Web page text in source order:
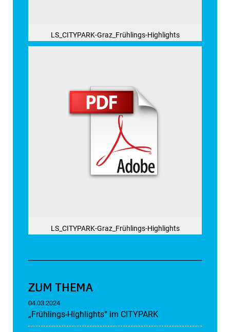
LS_CITYPARK-Graz_Frühlings-Highlights
LS_CITYPARK-Graz_Frühlings-Highlights
ZUM THEMA
04.03.2024
„Frühlings-Highlights“ im CITYPARK